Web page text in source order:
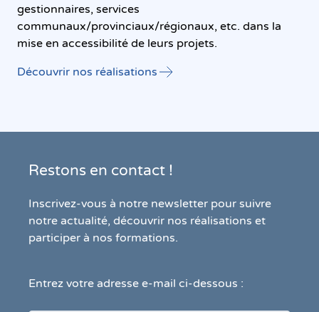
gestionnaires, services
communaux/provinciaux/régionaux, etc. dans la
mise en accessibilité de leurs projets.
Découvrir nos réalisations
Restons en contact !
Inscrivez-vous à notre newsletter pour suivre
notre actualité, découvrir nos réalisations et
participer à nos formations.
Entrez votre adresse e-mail ci-dessous :